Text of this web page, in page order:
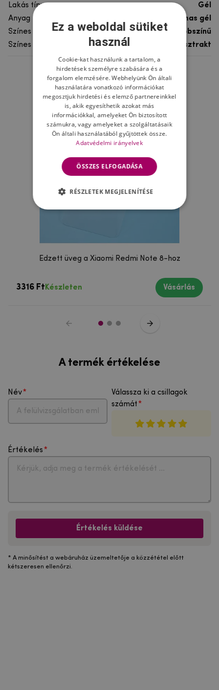
Lakás típusa
Gél
Anyag
rugalmas gél
Színes
többszínű
Színes motívum
Absztrakt
Ne felejtsd el
Edzett üveg a Xiaomi Redmi Note 8-hoz
3316 Ft Készleten Vásárlás
A termék értékelése
Név
Válassza ki a csillagok
számát
Értékelés
Értékelés küldése
* A minősítést a webáruház üzemeltetője a közzététel előtt
kétszeresen ellenőrzi.
Ez a weboldal sütiket
használ
Cookie-kat használunk a tartalom, a
hirdetések személyre szabására és a
forgalom elemzésére. Webhelyünk Ön általi
használatára vonatkozó információkat
megosztjuk hirdetési és elemző partnereinkkel
is, akik egyesíthetik azokat más
információkkal, amelyeket Ön biztosított
számukra, vagy amelyeket a szolgáltatásaik
Ön általi használatából gyűjtöttek össze.
Adatvédelmi irányelvek
ÖSSZES ELFOGADÁSA
RÉSZLETEK MEGJELENÍTÉSE